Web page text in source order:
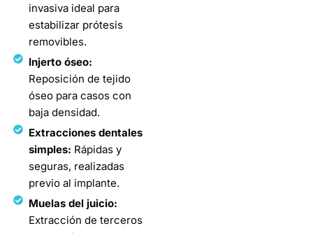
invasiva ideal para
estabilizar prótesis
removibles.
Injerto óseo:
Reposición de tejido
óseo para casos con
baja densidad.
Extracciones dentales
simples: Rápidas y
seguras, realizadas
previo al implante.
Muelas del juicio:
Extracción de terceros